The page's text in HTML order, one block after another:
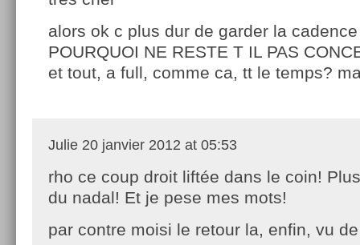
alors ok c plus dur de garder la
POURQUOI NE RESTE T IL PAS
et tout, a full, comme ca, tt le temps?
Julie 20 janvier 2012 at 05:53
rho ce coup droit liftée dans le coin!
du nadal! Et je pese mes mots!
par contre moisi le retour la, enfin, vu